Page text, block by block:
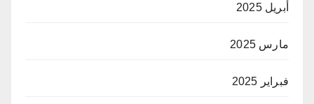
أبريل 2025
مارس 2025
فبراير 2025